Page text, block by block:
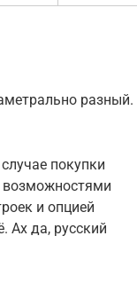
разный.
покупки
возможностями
и опцией
Ах да, русский